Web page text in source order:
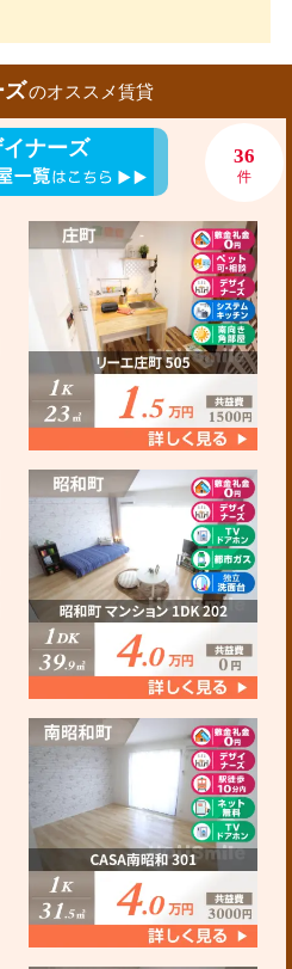
ズのオススメ賃貸
ナーズ 36
件